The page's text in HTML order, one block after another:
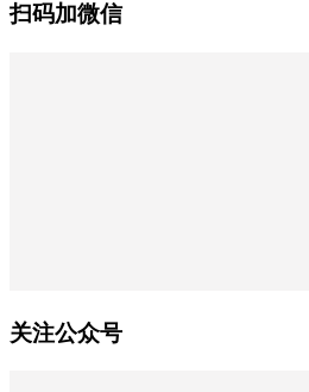
扫码加微信
关注公众号